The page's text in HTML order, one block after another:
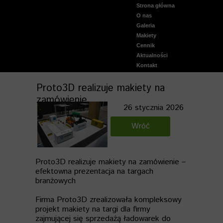
Wróć
Strona główna
O nas
Galeria
Aktualnie malowane
Warhammer 40000
Warhammer Fantasy
Warhammer Age Of
Malowane wydruki 3D
StarWars
Lord of the Rings
Podstawki figurek
Dust Tactics
Gry Planszowe
Inne
Wideo Galeria malowania
Wiedźmin starty świat
Makiety - galeria
Makiety
Cennik
Aktualności
Kontakt
26 stycznia 2026
Proto3D realizuje makiety na zamówienie –
efektowna prezentacja na targach
branżowych
Firma Proto3D zrealizowała kompleksowy
projekt makiety na targi dla firmy
zajmującej się sprzedażą ładowarek do
Proto3D realizuje makiety na
zamówienie